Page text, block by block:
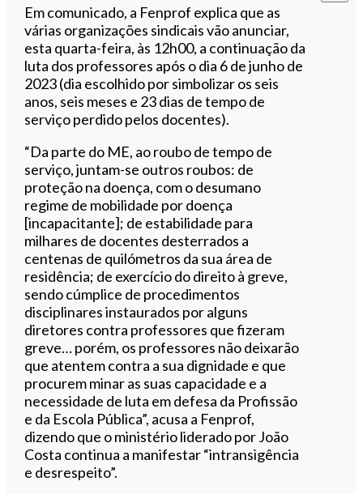
Em comunicado, a Fenprof explica que as
várias organizações sindicais vão anunciar,
esta quarta-feira, às 12h00, a continuação da
luta dos professores após o dia 6 de junho de
2023 (dia escolhido por simbolizar os seis
anos, seis meses e 23 dias de tempo de
serviço perdido pelos docentes).
“Da parte do ME, ao roubo de tempo de
serviço, juntam-se outros roubos: de
proteção na doença, com o desumano
regime de mobilidade por doença
[incapacitante]; de estabilidade para
milhares de docentes desterrados a
centenas de quilómetros da sua área de
residência; de exercício do direito à greve,
sendo cúmplice de procedimentos
disciplinares instaurados por alguns
diretores contra professores que fizeram
greve… porém, os professores não deixarão
que atentem contra a sua dignidade e que
procurem minar as suas capacidade e a
necessidade de luta em defesa da Profissão
e da Escola Pública”, acusa a Fenprof,
dizendo que o ministério liderado por João
Costa continua a manifestar “intransigência
e desrespeito”.